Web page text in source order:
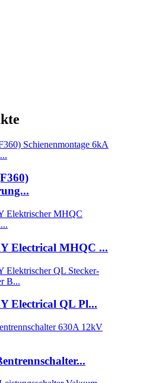
Electrical MHQC ...
Electrical QL Pl...